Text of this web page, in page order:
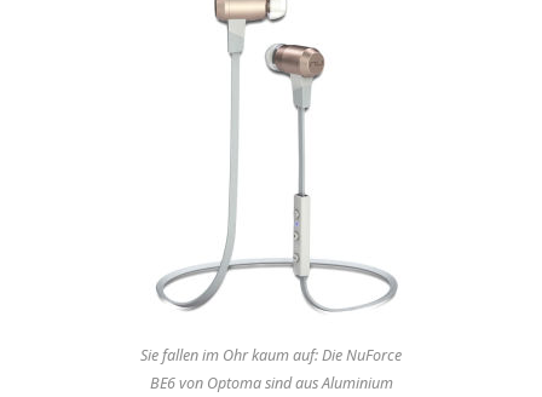
Sie fallen im Ohr kaum auf: Die NuForce
BE6 von Optoma sind aus Aluminium